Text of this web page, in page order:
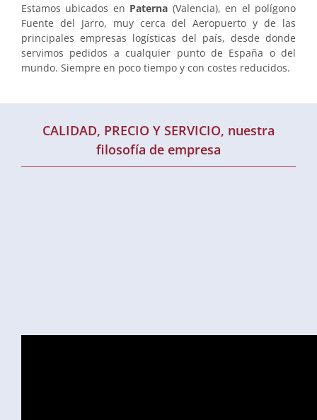
Estamos ubicados en Paterna (Valencia), en el polígono
Fuente del Jarro, muy cerca del Aeropuerto y de las
principales empresas logísticas del país, desde donde
servimos pedidos a cualquier punto de España o del
mundo. Siempre en poco tiempo y con costes reducidos.
CALIDAD, PRECIO Y SERVICIO, nuestra
filosofía de empresa